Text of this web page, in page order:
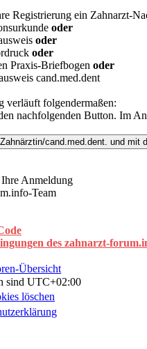
Registrierung ein Zahnarzt-
oder
oder
oder
Praxis-Briefbogen oder
cand.med.dent
verläuft folgendermaßen:
nachfolgenden Button. Im
Anmeldung
Team
des zahnarzt-
Übersicht
sind UTC+02:00
löschen